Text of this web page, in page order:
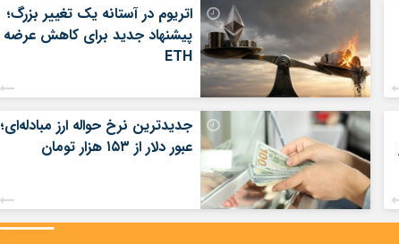
اتریوم در آستانه یک تغییر بزرگ؛
پیشنهاد جدید برای کاهش عرضه
ETH
جدیدترین نرخ حواله ارز مبادله‌ای؛
عبور دلار از ۱۵۳ هزار تومان